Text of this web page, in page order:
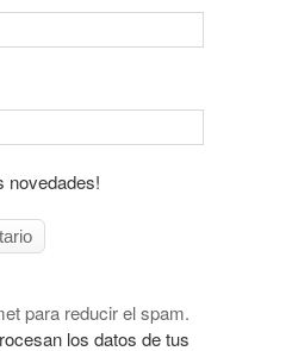
novedades!
para reducir el spam.
los datos de tus